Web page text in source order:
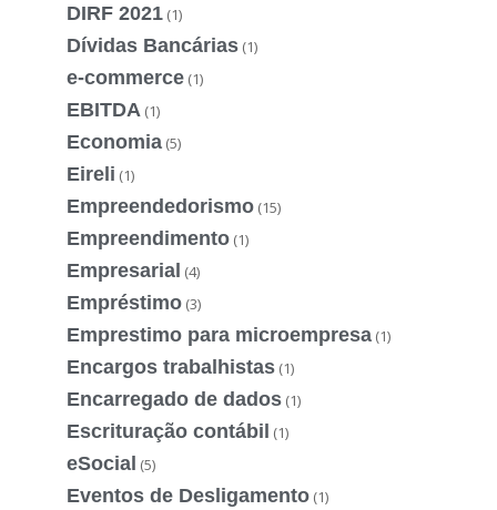
DIRF 2021 (1)
Dívidas Bancárias (1)
e-commerce (1)
EBITDA (1)
Economia (5)
Eireli (1)
Empreendedorismo (15)
Empreendimento (1)
Empresarial (4)
Empréstimo (3)
Emprestimo para microempresa (1)
Encargos trabalhistas (1)
Encarregado de dados (1)
Escrituração contábil (1)
eSocial (5)
Eventos de Desligamento (1)